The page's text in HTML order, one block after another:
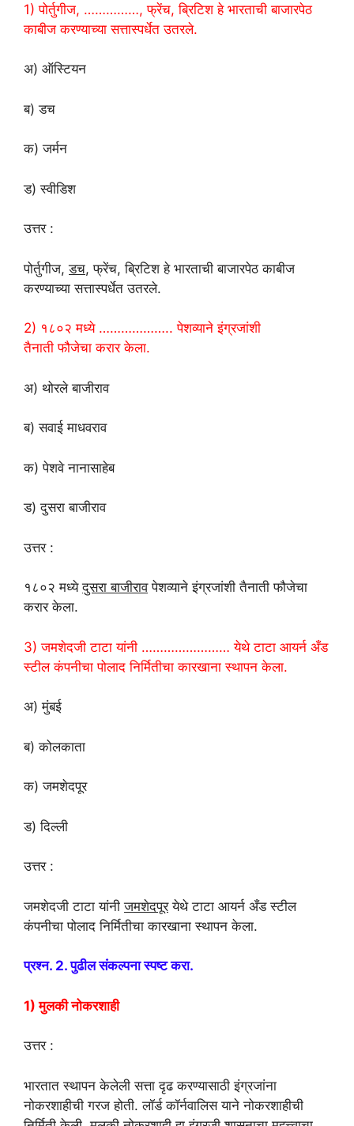
1) पोर्तुगीज, ……………, फ्रेंच, ब्रिटिश हे भारताची बाजारपेठ
काबीज करण्याच्या सत्तास्पर्धेत उतरले.
अ) ऑस्टियन
ब) डच
क) जर्मन
ड) स्वीडिश
उत्तर :
पोर्तुगीज,डच, फ्रेंच, ब्रिटिश हे भारताची बाजारपेठ काबीज
करण्याच्या सत्तास्पर्धेत उतरले.
2) १८०२ मध्ये ……………….. पेशव्याने इंग्रजांशी
तैनाती फौजेचा करार केला.
अ) थोरले बाजीराव
ब) सवाई माधवराव
क) पेशवे नानासाहेब
ड) दुसरा बाजीराव
उत्तर :
१८०२ मध्येदुसरा बाजीरावपेशव्याने इंग्रजांशी तैनाती फौजेचा
करार केला.
3) जमशेदजी टाटा यांनी …………………… येथे टाटा आयर्न अँड
स्टील कंपनीचा पोलाद निर्मितीचा कारखाना स्थापन केला.
अ) मुंबई
ब) कोलकाता
क) जमशेदपूर
ड) दिल्ली
उत्तर :
जमशेदजी टाटा यांनीजमशेदपूरयेथे टाटा आयर्न अँड स्टील
कंपनीचा पोलाद निर्मितीचा कारखाना स्थापन केला.
प्रश्न. 2. पुढील संकल्पना स्पष्ट करा.
1) मुलकी नोकरशाही
उत्तर :
भारतात स्थापन केलेली सत्ता दृढ करण्यासाठी इंग्रजांना
नोकरशाहीची गरज होती. लॉर्ड कॉर्नवालिस याने नोकरशाहीची